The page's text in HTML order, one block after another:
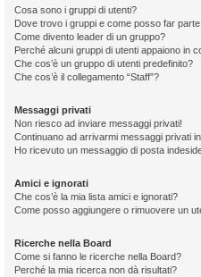
Cosa sono i gruppi di utenti?
Dove trovo i gruppi e come posso far
Come divento leader di un gruppo?
Perché alcuni gruppi di utenti appaiono in
Che cos’è un gruppo di utenti predefinito?
Che cos’è il collegamento “Staff”?
Messaggi privati
Non riesco ad inviare messaggi privati!
Continuano ad arrivarmi messaggi privati
Ho ricevuto un messaggio di posta
Amici e ignorati
Che cos’è la mia lista amici e ignorati?
Come posso aggiungere o rimuovere un
Ricerche nella Board
Come si fanno le ricerche nella Board?
Perché la mia ricerca non dà risultati?